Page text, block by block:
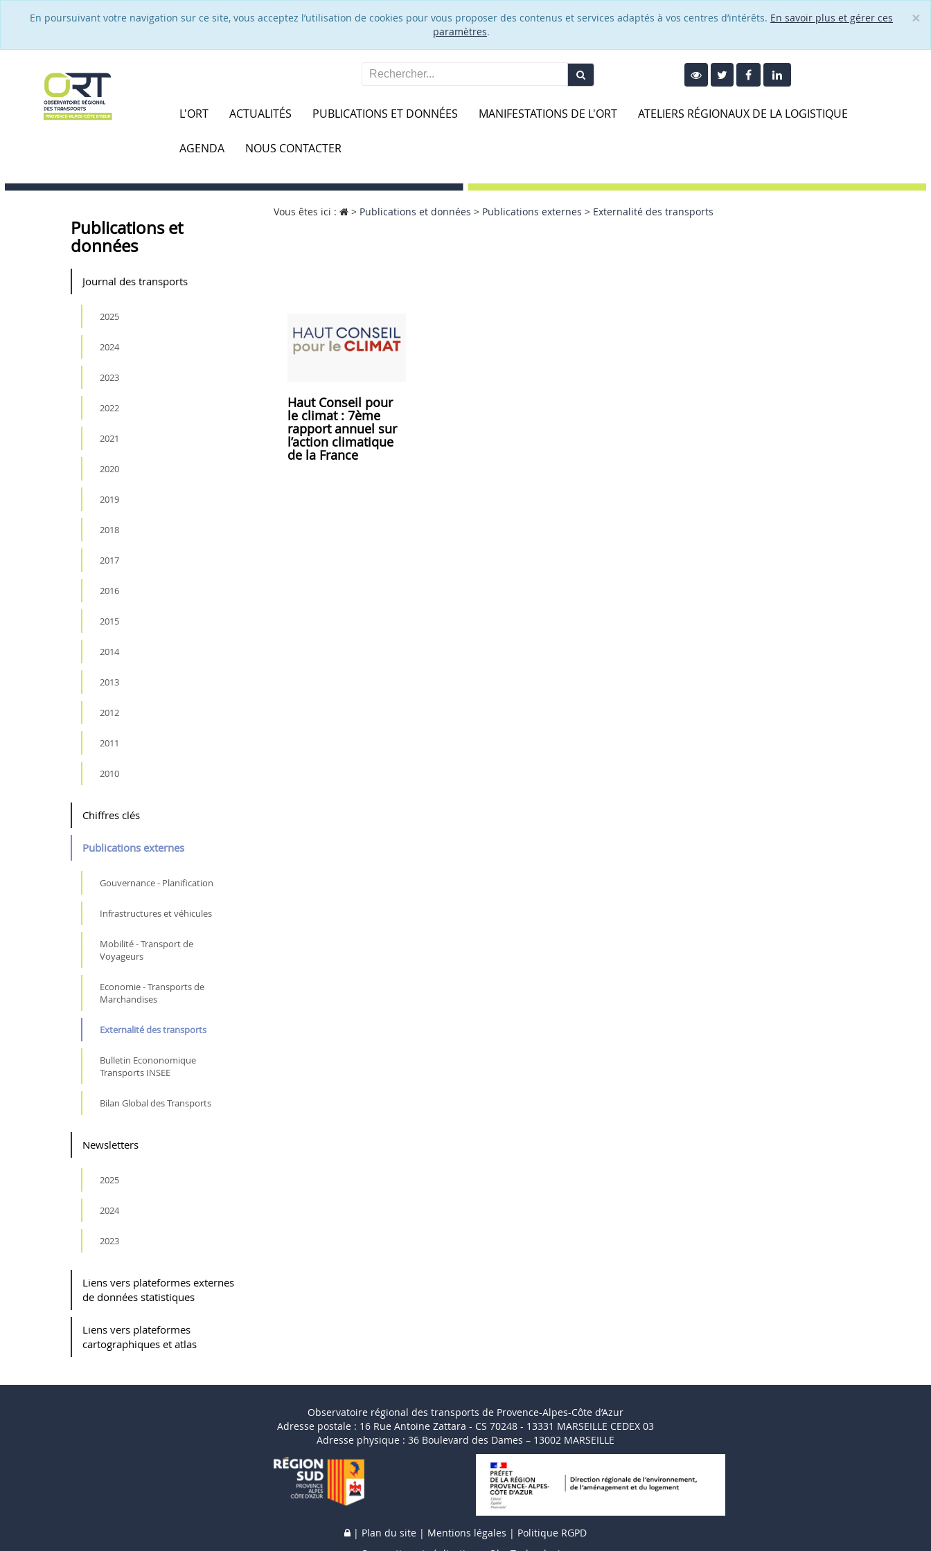
×
En poursuivant votre navigation sur ce site, vous acceptez l’utilisation de cookies pour vous proposer des contenus et services adaptés à vos centres d’intérêts. En savoir plus et gérer ces
paramètres.
L'ORT ACTUALITÉS PUBLICATIONS ET DONNÉES MANIFESTATIONS DE L'ORT ATELIERS RÉGIONAUX DE LA LOGISTIQUE
AGENDA NOUS CONTACTER
Publications et
données
Vous êtes ici : > Publications et données > Publications externes > Externalité des transports
Journal des transports
2025
2024
2023
2022
2021
2020
2019
2018
2017
2016
2015
2014
2013
2012
2011
2010
Chiffres clés
Publications externes
Gouvernance - Planification
Infrastructures et véhicules
Mobilité - Transport de
Voyageurs
Economie - Transports de
Marchandises
Externalité des transports
Bulletin Econonomique
Transports INSEE
Bilan Global des Transports
Newsletters
2025
2024
2023
Liens vers plateformes externes
de données statistiques
Liens vers plateformes
cartographiques et atlas
Haut Conseil pour
le climat : 7ème
rapport annuel sur
l’action climatique
de la France
Observatoire régional des transports de Provence-Alpes-Côte d’Azur
Adresse postale : 16 Rue Antoine Zattara - CS 70248 - 13331 MARSEILLE CEDEX 03
Adresse physique : 36 Boulevard des Dames – 13002 MARSEILLE
| Plan du site | Mentions légales | Politique RGPD